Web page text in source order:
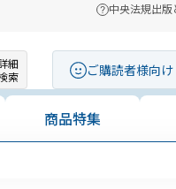
中央法規出版
細
索
ご購読者様向け
商品特集